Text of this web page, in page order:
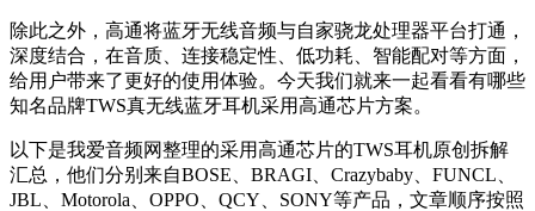
除此之外，高通将蓝牙无线音频与自家骁龙处理器平台打通，
深度结合，在音质、连接稳定性、低功耗、智能配对等方面，
给用户带来了更好的使用体验。今天我们就来一起看看有哪些
知名品牌TWS真无线蓝牙耳机采用高通芯片方案。
以下是我爱音频网整理的采用高通芯片的TWS耳机原创拆解
汇总，他们分别来自BOSE、BRAGI、Crazybaby、FUNCL、
JBL、Motorola、OPPO、QCY、SONY等产品，文章顺序按照